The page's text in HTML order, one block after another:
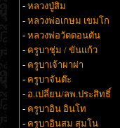
- หลวงปู่สิม
- หลวงพ่อเกษม เขมโก
- หลวงพ่อวัดดอนตัน
- ครูบาชุ่ม / ขันแก้ว
- ครูบาเจ้าผาผ่า
- ครูบาจันต๊ะ
- อ.เปลี่ยน/ลพ.ประสิทธิ์
- ครูบาอิน อินโท
- ครูบาอินสม สุมโน